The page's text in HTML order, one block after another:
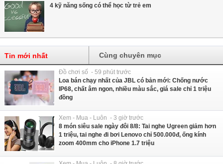
4 kỹ năng sống có thể học từ trẻ em
Tin mới nhất Cùng chuyên mục
Đồ chơi số - 59 phút trước
Loa bán chạy nhất của JBL có bản mới: Chống nước
IP68, chất âm ngon, nhiều màu sắc, giá sale chỉ 1 triệu
đồng
Xem - Mua - Luôn - 3 giờ trước
8 món siêu sale ngày đôi 8/8: Tai nghe Ugreen giảm hơn
1 triệu, tai nghe đi bơi Lenovo chỉ 500.000đ, ống kính
zoom 400mm cho iPhone 1.7 triệu